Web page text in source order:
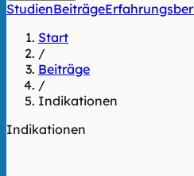
StudienBeiträge
Start
/
Beiträge
/
Indikationen
Indikationen